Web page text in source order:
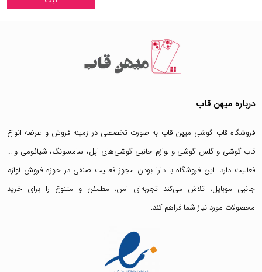
درباره میهن قاب
فروشگاه قاب گوشی میهن قاب به صورت تخصصی در زمینه فروش و عرضه انواع
قاب گوشی وگلس گوشی و لوازم جانبی گوشی‌های اپل، سامسونگ، شیائومی و …
فعالیت دارد. این فروشگاه با دارا بودن مجوز فعالیت صنفی در حوزه فروش لوازم
جانبی موبایل، تلاش می‌کند تجربه‌ای امن، مطمئن و متنوع را برای خرید
محصولات مورد نیاز شما فراهم کند.